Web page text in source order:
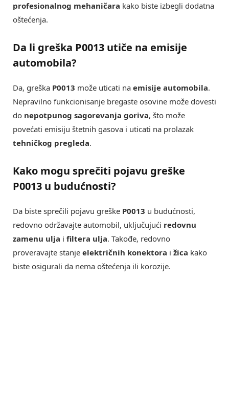
profesionalnog mehaničara kako biste izbegli dodatna
oštećenja.
Da li greška P0013 utiče na emisije
automobila?
Da, greška P0013 može uticati na emisije automobila.
Nepravilno funkcionisanje bregaste osovine može dovesti
do nepotpunog sagorevanja goriva, što može
povećati emisiju štetnih gasova i uticati na prolazak
tehničkog pregleda.
Kako mogu sprečiti pojavu greške
P0013 u budućnosti?
Da biste sprečili pojavu greške P0013 u budućnosti,
redovno održavajte automobil, uključujući redovnu
zamenu ulja i filtera ulja. Takođe, redovno
proveravajte stanje električnih konektora i žica kako
biste osigurali da nema oštećenja ili korozije.